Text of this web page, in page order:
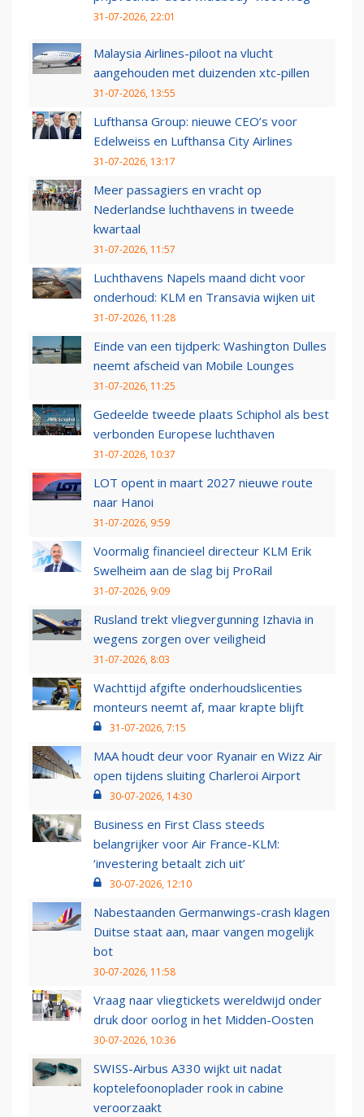
31-07-2026, 22:01
Malaysia Airlines-piloot na vlucht
aangehouden met duizenden xtc-pillen
31-07-2026, 13:55
Lufthansa Group: nieuwe CEO’s voor
Edelweiss en Lufthansa City Airlines
31-07-2026, 13:17
Meer passagiers en vracht op
Nederlandse luchthavens in tweede
kwartaal
31-07-2026, 11:57
Luchthavens Napels maand dicht voor
onderhoud: KLM en Transavia wijken uit
31-07-2026, 11:28
Einde van een tijdperk: Washington Dulles
neemt afscheid van Mobile Lounges
31-07-2026, 11:25
Gedeelde tweede plaats Schiphol als best
verbonden Europese luchthaven
31-07-2026, 10:37
LOT opent in maart 2027 nieuwe route
naar Hanoi
31-07-2026, 9:59
Voormalig financieel directeur KLM Erik
Swelheim aan de slag bij ProRail
31-07-2026, 9:09
Rusland trekt vliegvergunning Izhavia in
wegens zorgen over veiligheid
31-07-2026, 8:03
Wachttijd afgifte onderhoudslicenties
monteurs neemt af, maar krapte blijft
31-07-2026, 7:15
MAA houdt deur voor Ryanair en Wizz Air
open tijdens sluiting Charleroi Airport
30-07-2026, 14:30
Business en First Class steeds
belangrijker voor Air France-KLM:
‘investering betaalt zich uit’
30-07-2026, 12:10
Nabestaanden Germanwings-crash klagen
Duitse staat aan, maar vangen mogelijk
bot
30-07-2026, 11:58
Vraag naar vliegtickets wereldwijd onder
druk door oorlog in het Midden-Oosten
30-07-2026, 10:36
SWISS-Airbus A330 wijkt uit nadat
koptelefoonoplader rook in cabine
veroorzaakt